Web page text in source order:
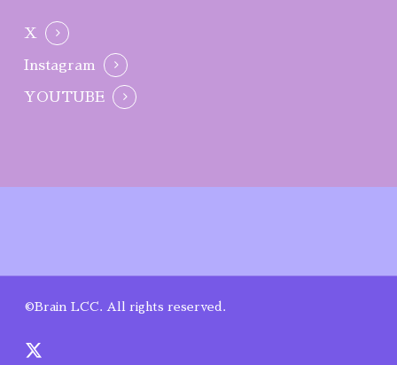
X
Instagram
YOUTUBE
©Brain LCC. All rights reserved.
x-